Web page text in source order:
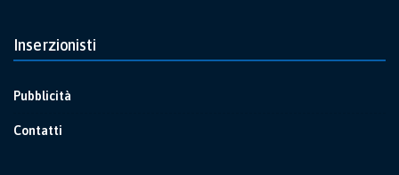
Inserzionisti
Pubblicità
Contatti